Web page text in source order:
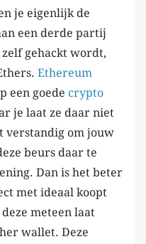
je eigenlijk de
een derde partij
gehackt wordt,
Ethereum
een goede crypto
je laat ze daar niet
verstandig om jouw
beurs daar te
Dan is het beter
met ideaal koopt
meteen laat
wallet. Deze